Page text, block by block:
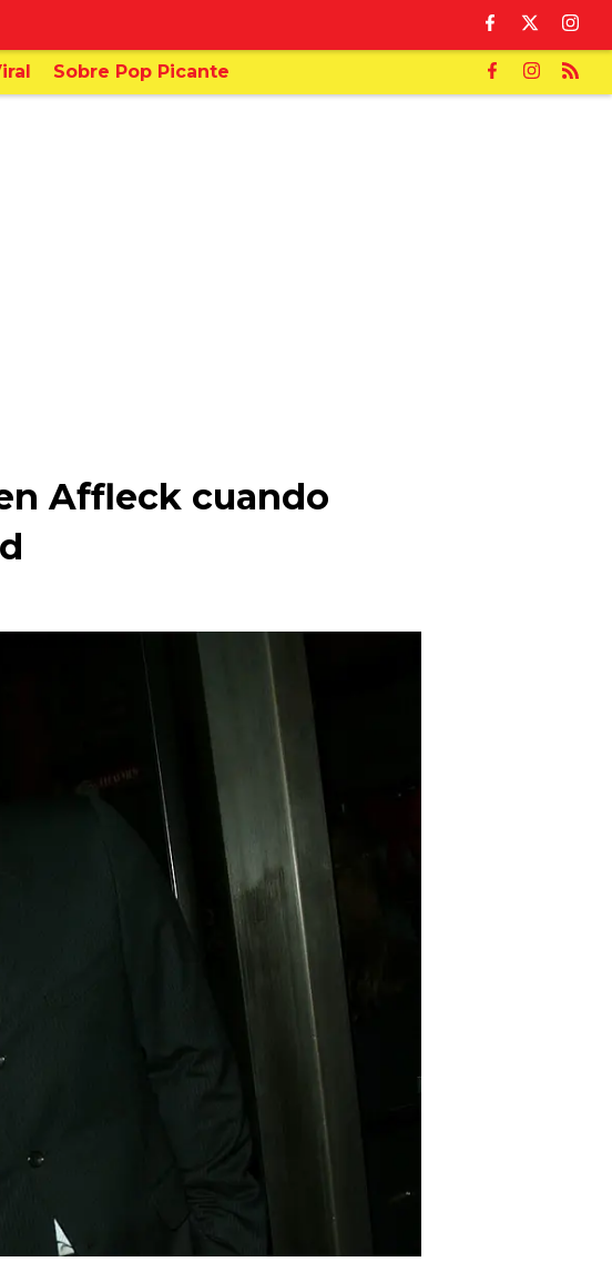
Sobre Pop Picante
Affleck cuando